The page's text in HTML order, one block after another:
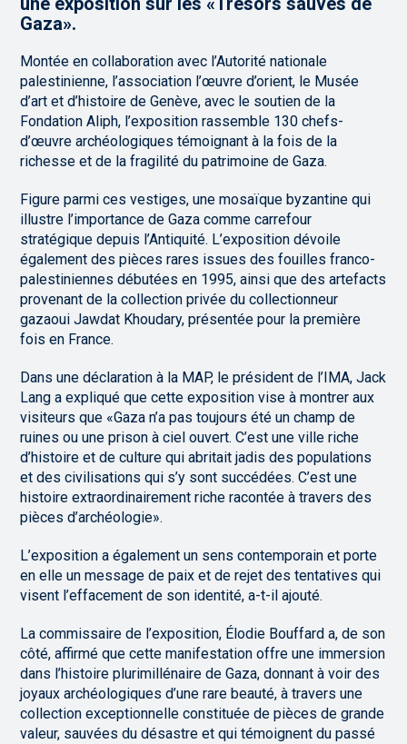
Gaza».
Montée en collaboration avec l’Autorité nationale
palestinienne, l’association l’œuvre d’orient, le Musée
d’art et d’histoire de Genève, avec le soutien de la
Fondation Aliph, l’exposition rassemble 130 chefs-
d’œuvre archéologiques témoignant à la fois de la
richesse et de la fragilité du patrimoine de Gaza.
Figure parmi ces vestiges, une mosaïque byzantine qui
illustre l’importance de Gaza comme carrefour
stratégique depuis l’Antiquité. L’exposition dévoile
également des pièces rares issues des fouilles franco-
palestiniennes débutées en 1995, ainsi que des artefacts
provenant de la collection privée du collectionneur
gazaoui Jawdat Khoudary, présentée pour la première
fois en France.
Dans une déclaration à la MAP, le président de l’IMA, Jack
Lang a expliqué que cette exposition vise à montrer aux
visiteurs que «Gaza n’a pas toujours été un champ de
ruines ou une prison à ciel ouvert. C’est une ville riche
d’histoire et de culture qui abritait jadis des populations
et des civilisations qui s’y sont succédées. C’est une
histoire extraordinairement riche racontée à travers des
pièces d’archéologie».
L’exposition a également un sens contemporain et porte
en elle un message de paix et de rejet des tentatives qui
visent l’effacement de son identité, a-t-il ajouté.
La commissaire de l’exposition, Élodie Bouffard a, de son
côté, affirmé que cette manifestation offre une immersion
dans l’histoire plurimillénaire de Gaza, donnant à voir des
joyaux archéologiques d’une rare beauté, à travers une
collection exceptionnelle constituée de pièces de grande
valeur, sauvées du désastre et qui témoignent du passé